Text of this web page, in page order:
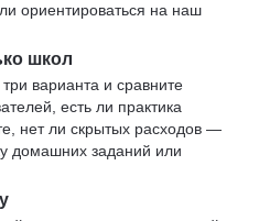
ориентироваться на наш
школ
варианта и сравните
есть ли практика
нет ли скрытых расходов —
домашних заданий или